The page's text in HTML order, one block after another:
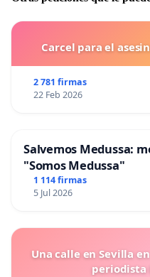
Carcel para el
2 781 firmas
22 Feb 2026
Salvemos Medussa:
"Somos Medussa"
1 114 firmas
5 Jul 2026
Una calle en Sevilla
periodista